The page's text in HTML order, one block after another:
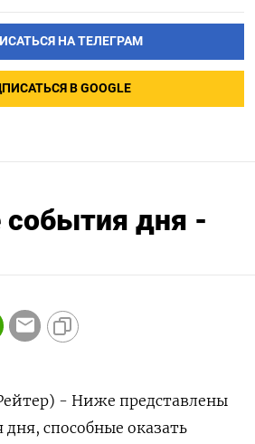
НА ТЕЛЕГРАМ
В GOOGLE
дня -
- Ниже представлены
способные оказать